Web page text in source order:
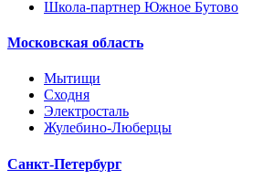
Школа-партнер Южное Бутово
Московская область
Мытищи
Сходня
Электросталь
Жулебино-Люберцы
Санкт-Петербург